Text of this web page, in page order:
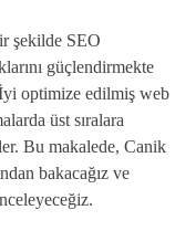
şekilde SEO
güçlendirmekte
optimize edilmiş web
üst sıralara
Bu makalede, Canik
bakacağız ve